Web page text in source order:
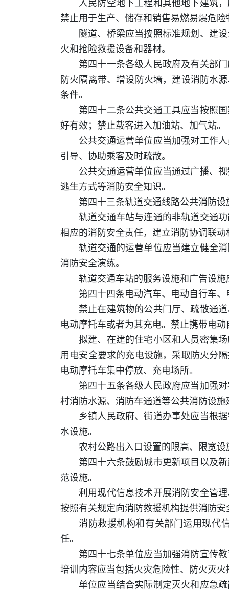
人民防空地下工程和其他地下建筑
禁止用于生产、储存和销售易燃易爆危险
隧道、桥梁应当按照标准规划、建
火和抢险救援设备和器材。
第四十一条各级人民政府及有关部
防火隔离带、增设防火墙，建设消防水
条件。
第四十二条公共交通工具应当按照
好有效；禁止载客进入加油站、加气站。
公共交通运营单位应当加强对工作
引导、协助乘客及时疏散。
公共交通运营单位应当通过广播、
逃生方式等消防安全知识。
第四十三条轨道交通线路公共消防
轨道交通车站与连通的非轨道交通
相应的消防安全责任，建立消防协调联动
轨道交通的运营单位应当建立健全
消防安全演练。
轨道交通车站的服务设施和广告设
第四十四条电动汽车、电动自行车
禁止在建筑物的公共门厅、疏散通
电动摩托车或者为其充电。禁止携带电
拟建、在建的住宅小区和人员密集
用电安全要求的充电设施，采取防火分
电动摩托车集中停放、充电场所。
第四十五条各级人民政府应当加强
村消防水源、消防车通道等公共消防设施
乡镇人民政府、街道办事处应当根
水设施。
农村公路出入口设置的限高、限宽
第四十六条鼓励城市更新项目以及
范设施。
利用现代信息技术开展消防安全管
按照有关规定向消防救援机构提供消防安
消防救援机构和有关部门运用现代
任。
第四十七条单位应当加强消防宣传
培训内容应当包括火灾危险性、防火灭
单位应当结合实际制定灭火和应急